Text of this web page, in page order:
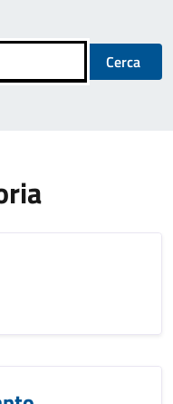
Cerca